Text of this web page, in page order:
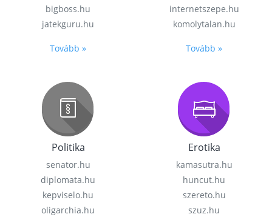
bigboss.hu
jatekguru.hu
Tovább »
internetszepe.hu
komolytalan.hu
Tovább »
Politika
senator.hu
diplomata.hu
kepviselo.hu
oligarchia.hu
Erotika
kamasutra.hu
huncut.hu
szereto.hu
szuz.hu